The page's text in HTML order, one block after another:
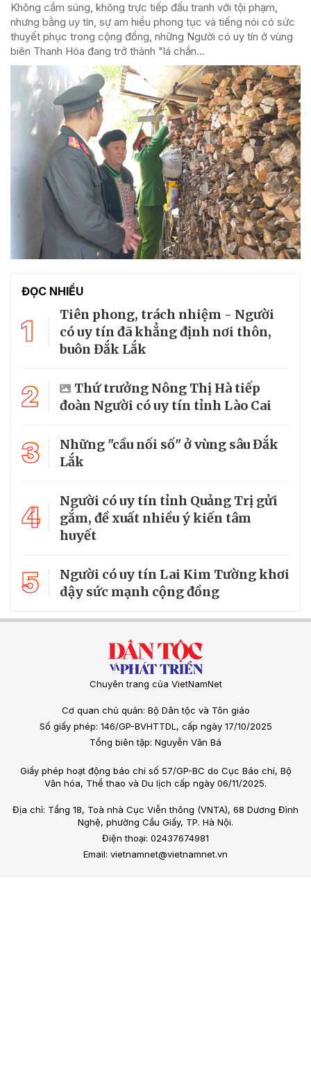
Không cầm súng, không trực tiếp đấu tranh với tội phạm,
nhưng bằng uy tín, sự am hiểu phong tục và tiếng nói có sức
thuyết phục trong cộng đồng, những Người có uy tín ở vùng
biên Thanh Hóa đang trở thành "lá chắn...
ĐỌC NHIỀU
1
Tiên phong, trách nhiệm - Người
có uy tín đã khẳng định nơi thôn,
buôn Đắk Lắk
2
Thứ trưởng Nông Thị Hà tiếp
đoàn Người có uy tín tỉnh Lào Cai
3
Những "cầu nối số" ở vùng sâu Đắk
Lắk
4
Người có uy tín tỉnh Quảng Trị gửi
gắm, đề xuất nhiều ý kiến tâm
huyết
5
Người có uy tín Lai Kim Tường khơi
dậy sức mạnh cộng đồng
Chuyên trang của VietNamNet
Cơ quan chủ quản: Bộ Dân tộc và Tôn giáo
Số giấy phép: 146/GP-BVHTTDL, cấp ngày 17/10/2025
Tổng biên tập: Nguyễn Văn Bá
Giấy phép hoạt động báo chí số 57/GP-BC do Cục Báo chí, Bộ
Văn hóa, Thể thao và Du lịch cấp ngày 06/11/2025.
Địa chỉ: Tầng 18, Toà nhà Cục Viễn thông (VNTA), 68 Dương Đình
Nghệ, phường Cầu Giấy, TP. Hà Nội.
Điện thoại: 02437674981
Email: vietnamnet@vietnamnet.vn